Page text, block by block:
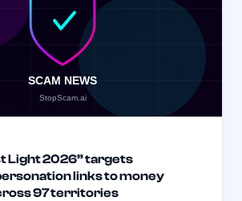
Light 2026” targets
links to money
97 territories